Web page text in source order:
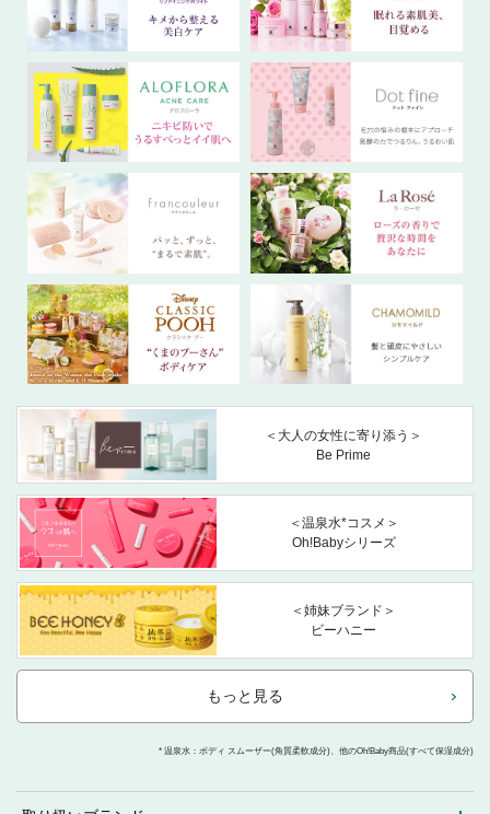
＜大人の女性に寄り添う＞
Be Prime
＜温泉水*コスメ＞
Oh!Babyシリーズ
＜姉妹ブランド＞
ビーハニー
もっと見る
* 温泉水：ボディ スムーザー(角質柔軟成分)、他のOh!Baby商品(すべて保湿成分)